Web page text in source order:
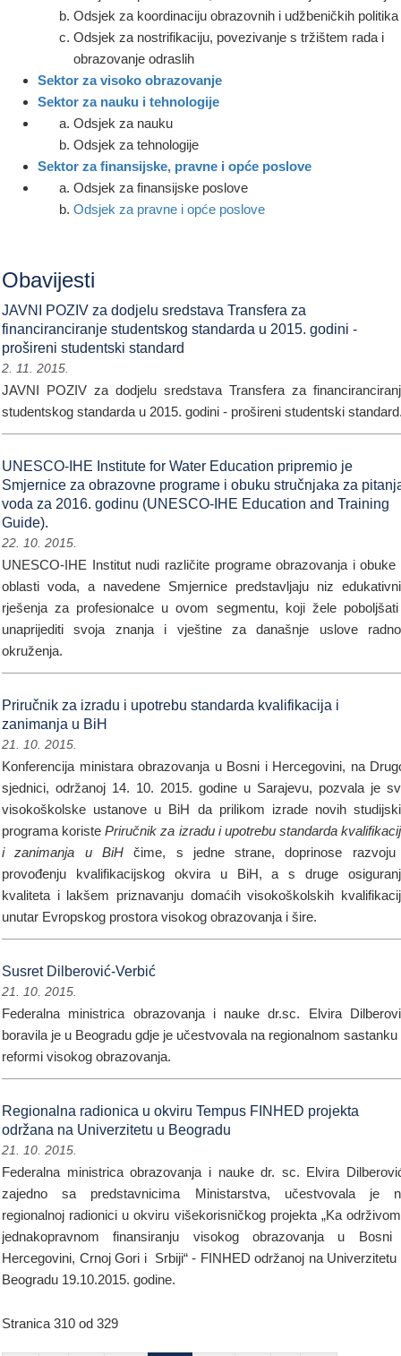
Odsjek za koordinaciju obrazovnih i udžbeničkih politika
Odsjek za nostrifikaciju, povezivanje s tržištem rada i
obrazovanje odraslih
Sektor za visoko obrazovanje
Sektor za nauku i tehnologije
Odsjek za nauku
Odsjek za tehnologije
Sektor za finansijske, pravne i opće poslove
Odsjek za finansijske poslove
Odsjek za pravne i opće poslove
Obavijesti
JAVNI POZIV za dodjelu sredstava Transfera za
financiranciranje studentskog standarda u 2015. godini -
prošireni studentski standard
2. 11. 2015.
JAVNI POZIV za dodjelu sredstava Transfera za
studentskog standarda u 2015. godini - prošireni studentski
UNESCO-IHE Institute for Water Education pripremio je
Smjernice za obrazovne programe i obuku stručnjaka za
voda za 2016. godinu (UNESCO-IHE Education and Training
Guide).
22. 10. 2015.
UNESCO-IHE Institut nudi različite programe obrazovanja i obuke
oblasti voda, a navedene Smjernice predstavljaju niz
rješenja za profesionalce u ovom segmentu, koji žele
unaprijediti svoja znanja i vještine za današnje uslove
okruženja.
Priručnik za izradu i upotrebu standarda kvalifikacija i
zanimanja u BiH
21. 10. 2015.
Konferencija ministara obrazovanja u Bosni i Hercegovini, na
sjednici, održanoj 14. 10. 2015. godine u Sarajevu, pozvala je
visokoškolske ustanove u BiH da prilikom izrade novih
programa koristePriručnik za izradu i upotrebu standarda
i zanimanja u BiHčime, s jedne strane, doprinose
provođenju kvalifikacijskog okvira u BiH, a s druge
kvaliteta i lakšem priznavanju domaćih visokoškolskih
unutar Evropskog prostora visokog obrazovanja i šire.
Susret Dilberović-Verbić
21. 10. 2015.
Federalna ministrica obrazovanja i nauke dr.sc. Elvira
boravila je u Beogradu gdje je učestvovala na regionalnom sastanku
reformi visokog obrazovanja.
Regionalna radionica u okviru Tempus FINHED projekta
održana na Univerzitetu u Beogradu
21. 10. 2015.
Federalna ministrica obrazovanja i nauke dr. sc. Elvira
zajedno sa predstavnicima Ministarstva, učestvovala je
regionalnoj radionici u okviru višekorisničkog projekta „Ka
jednakopravnom finansiranju visokog obrazovanja u
Hercegovini, Crnoj Gori i Srbiji“ - FINHED održanoj na Univerzitetu
Beogradu 19.10.2015. godine.
Stranica 310 od 329